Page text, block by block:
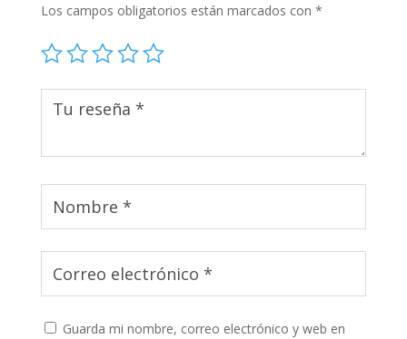
Los campos obligatorios están marcados con *
Guarda mi nombre, correo electrónico y web en